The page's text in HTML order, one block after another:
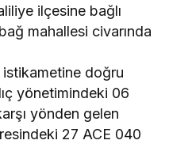
ilçesine bağlı
mahallesi civarında
doğru
yönetimindeki 06
yönden gelen
27 ACE 040